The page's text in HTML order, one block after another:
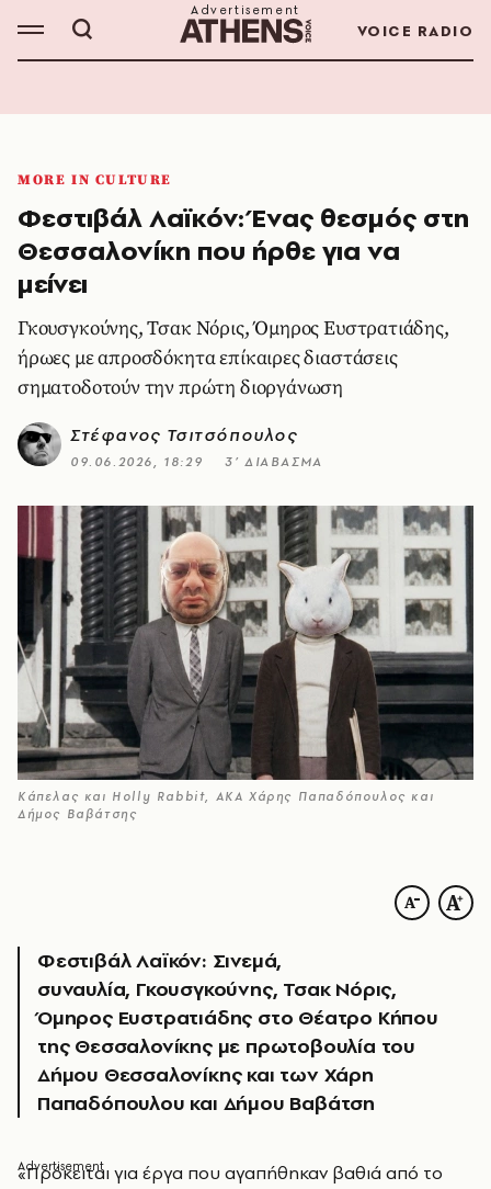
VOICE RADIO
MORE IN CULTURE
Φεστιβάλ Λαϊκόν: Ένας θεσμός στη
Θεσσαλονίκη που ήρθε για να
μείνει
Γκουσγκούνης, Τσακ Νόρις, Όμηρος Ευστρατιάδης,
ήρωες με απροσδόκητα επίκαιρες διαστάσεις
σηματοδοτούν την πρώτη διοργάνωση
Στέφανος Τσιτσόπουλος
09.06.2026, 18:29 3’ ΔΙΑΒΑΣΜΑ
Κάπελας και Holly Rabbit, ΑΚΑ Χάρης Παπαδόπουλος και
Δήμος Βαβάτσης
Φεστιβάλ Λαϊκόν: Σινεμά,
συναυλία, Γκουσγκούνης, Τσακ Νόρις,
Όμηρος Ευστρατιάδης στο Θέατρο Κήπου
της Θεσσαλονίκης με πρωτοβουλία του
Δήμου Θεσσαλονίκης και των Χάρη
Παπαδόπουλου και Δήμου Βαβάτση
«Πρόκειται για έργα που αγαπήθηκαν βαθιά από το